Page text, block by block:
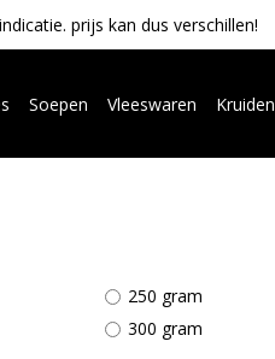
prijs kan dus verschillen!
Soepen Vleeswaren Kruiden
250 gram
300 gram